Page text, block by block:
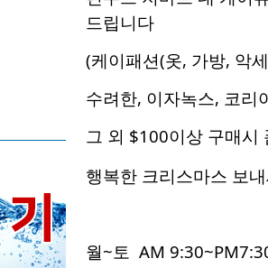
드립니다
(케이패션(옷, 가방, 악
수려한, 이자녹스, 코리
그 외 $100이상 구매
행복한 크리스마스 보
월~토 AM